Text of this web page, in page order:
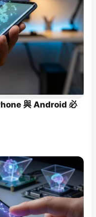
與 Android 必